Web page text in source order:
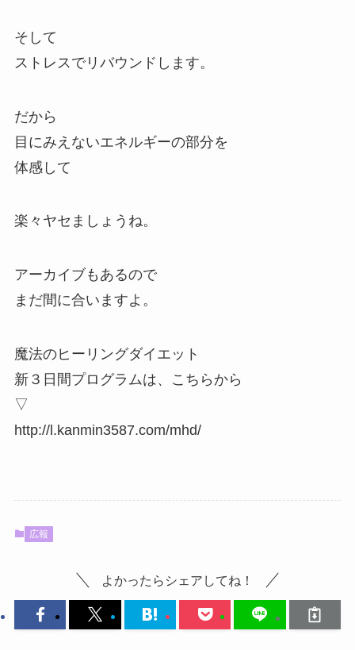
そして
ストレスでリバウンドします。
だから
目にみえないエネルギーの部分を
体感して
楽々ヤセましょうね。
アーカイブもあるので
まだ間に合いますよ。
魔法のヒーリングダイエット
新３日間プログラムは、こちらから
▽
http://l.kanmin3587.com/mhd/
広報
よかったらシェアしてね！